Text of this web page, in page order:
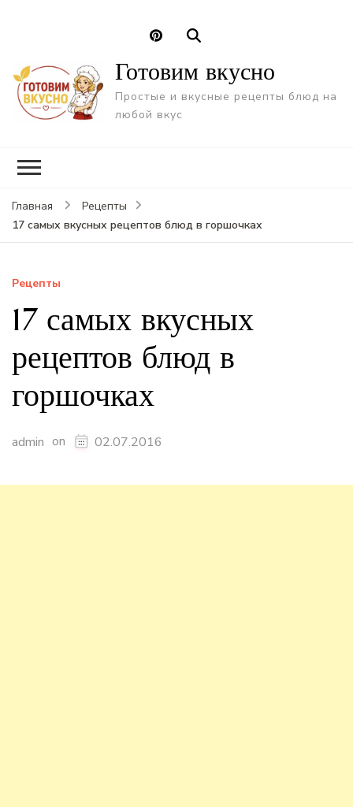
Готовим вкусно
Простые и вкусные рецепты блюд на
любой вкус
Главная
Рецепты
17 самых вкусных рецептов блюд в горшочках
Рецепты
17 самых вкусных
рецептов блюд в
горшочках
admin on 02.07.2016